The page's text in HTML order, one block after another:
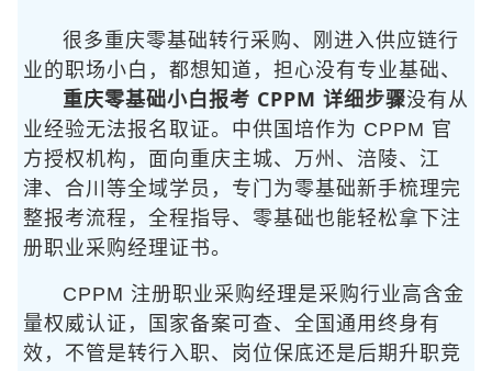
很多重庆零基础转行采购、刚进入供应链行
业的职场小白，都想知道
重庆零基础小白报考 CPPM 详细步骤
，担心没有专业基础、
没有从
业经验无法报名取证。中供国培作为 CPPM 官
方授权机构，面向重庆主城、万州、涪陵、江
津、合川等全域学员，专门为零基础新手梳理完
整报考流程，全程指导、零基础也能轻松拿下注
册职业采购经理证书。
CPPM 注册职业采购经理是采购行业高含金
量权威认证，国家备案可查、全国通用终身有
效，不管是转行入职、岗位保底还是后期升职竞